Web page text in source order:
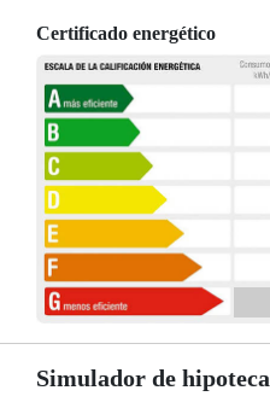
Certificado energético
Simulador de hipoteca